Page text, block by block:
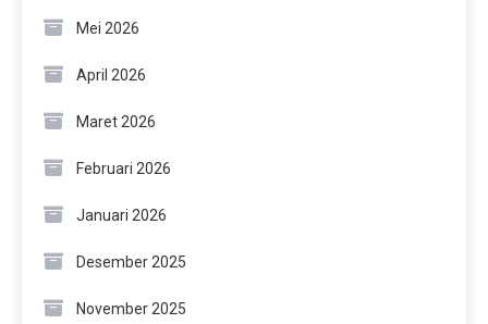
Mei 2026
April 2026
Maret 2026
Februari 2026
Januari 2026
Desember 2025
November 2025